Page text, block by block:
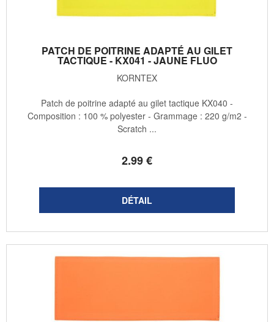
PATCH DE POITRINE ADAPTÉ AU GILET
TACTIQUE - KX041 - JAUNE FLUO
KORNTEX
2.99€
Patch de poitrine adapté au gilet tactique KX040 -
Composition : 100 % polyester - Grammage : 220 g/m2 -
Scratch ...